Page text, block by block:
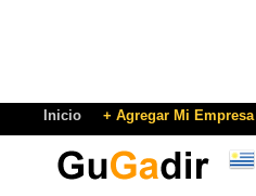
Inicio + Agregar Mi Empresa